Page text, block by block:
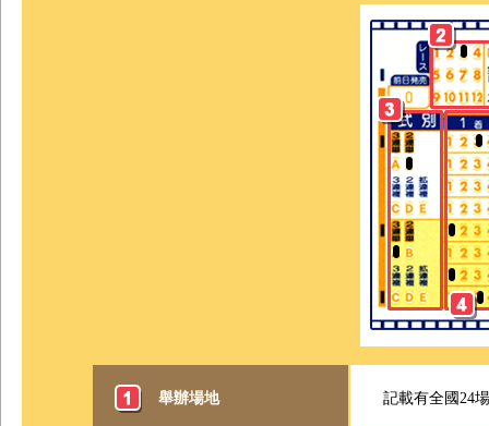
舉辦場地 記載有全國24